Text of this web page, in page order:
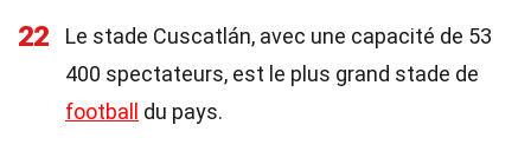
22
Le stade Cuscatlán, avec une capacité de 53
400 spectateurs, est le plus grand stade de
football
du pays.